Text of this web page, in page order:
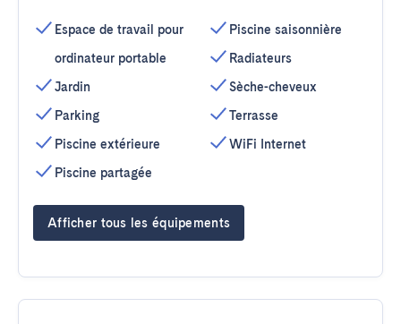
Espace de travail pour
ordinateur portable
Jardin
Parking
Piscine extérieure
Piscine partagée
Piscine saisonnière
Radiateurs
Sèche-cheveux
Terrasse
WiFi Internet
Afficher tous les équipements